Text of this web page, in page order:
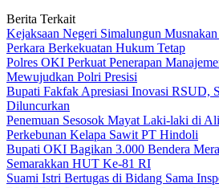
Berita Terkait
Kejaksaan Negeri Simalungun
Perkara Berkekuatan Hukum Tetap
Polres OKI Perkuat Penerapan
Mewujudkan Polri Presisi
Bupati Fakfak Apresiasi Inovasi RSUD,
Diluncurkan
Penemuan Sesosok Mayat Laki-laki di
Perkebunan Kelapa Sawit PT Hindoli
Bupati OKI Bagikan 3.000 Bendera
Semarakkan HUT Ke-81 RI
Suami Istri Bertugas di Bidang Sama